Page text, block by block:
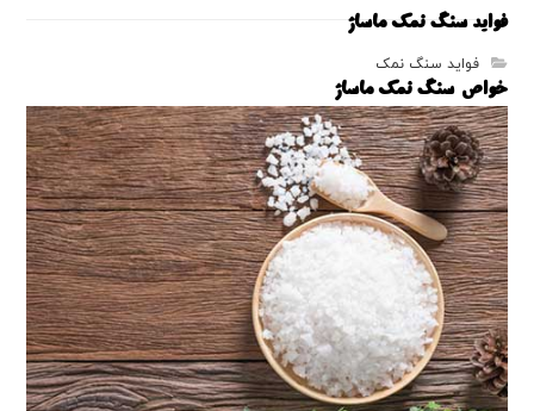
فواید سنگ نمک ماساژ
فواید سنگ نمک
خواص سنگ نمک ماساژ
خواص سنگ نمک